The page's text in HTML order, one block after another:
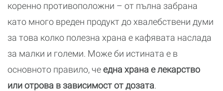
коренно противоположни – от пълна забрана
като много вреден продукт до хвалебствени думи
за това колко полезна храна е кафявата наслада
за малки и големи. Може би истината е в
основното правило, чеедна храна е лекарство
или отрова в зависимост от дозата.